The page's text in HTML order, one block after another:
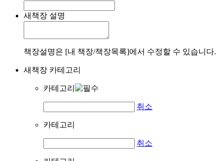
새책장 설명
책장설명은 [내 책장/책장목록]에서 수정할 수 있습니다.
새책장 카테고리
카테고리
취소
카테고리
취소